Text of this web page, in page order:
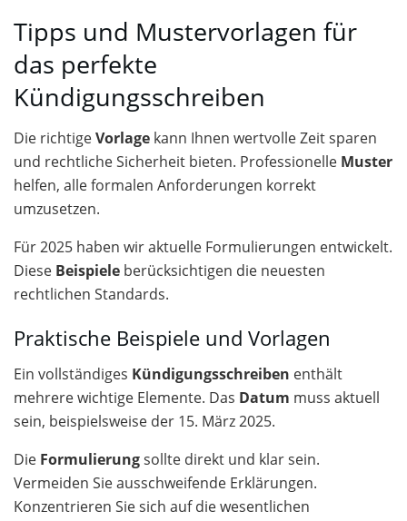
Tipps und Mustervorlagen für
das perfekte
Kündigungsschreiben
Die richtigeVorlage kann Ihnen wertvolle Zeit sparen
und rechtliche Sicherheit bieten. Professionelle Muster
helfen, alle formalen Anforderungen korrekt
umzusetzen.
Für 2025 haben wir aktuelle Formulierungen entwickelt.
Diese Beispiele berücksichtigen die neuesten
rechtlichen Standards.
Praktische Beispiele und Vorlagen
Ein vollständiges Kündigungsschreiben enthält
mehrere wichtige Elemente. Das Datum muss aktuell
sein, beispielsweise der 15. März 2025.
Die Formulierungsollte direkt und klar sein.
Vermeiden Sie ausschweifende Erklärungen.
Konzentrieren Sie sich auf die wesentlichen